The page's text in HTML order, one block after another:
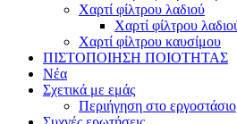
Χαρτί φίλτρου λαδιού
Χαρτί φίλτρου
Χαρτί φίλτρου καυσίμου
ΠΙΣΤΟΠΟΙΗΣΗ ΠΟΙΟΤΗΤΑΣ
Νέα
Σχετικά με εμάς
Περιήγηση στο εργοστάσιο